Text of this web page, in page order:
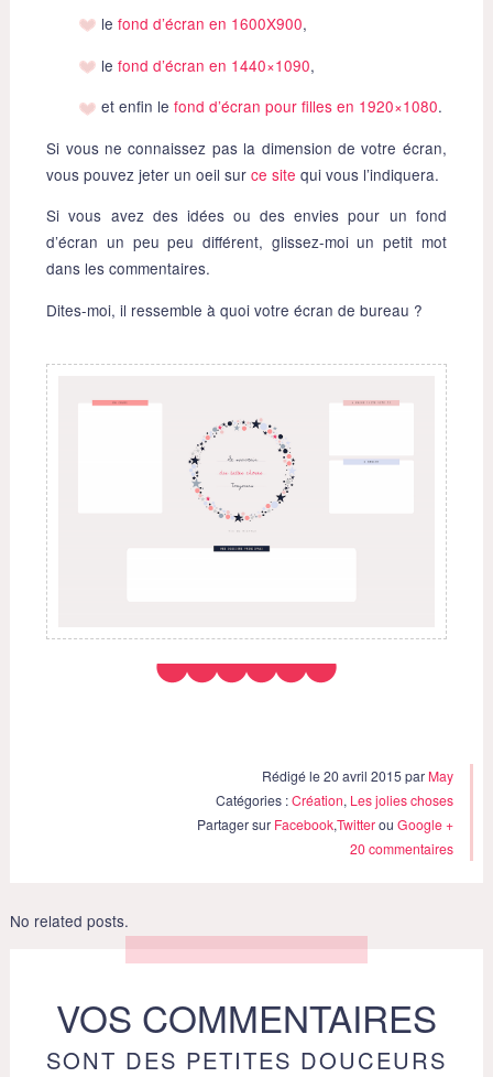
lefond d’écran en 1600X900,
lefond d’écran en 1440×1090,
et enfin lefond d’écran pour filles en 1920×1080.
Si vous ne connaissez pas la dimension de votre écran,
vous pouvez jeter un oeil surce site qui vous l’indiquera.
Si vous avez des idées ou des envies pour un fond
d’écran un peu peu différent, glissez-moi un petit mot
dans les commentaires.
Dites-moi, il ressemble à quoi votre écran de bureau ?
Rédigé le 20 avril 2015 par May
Catégories :Création, Les jolies choses
Partager sur Facebook,TwitterouGoogle +
20 commentaires
No related posts.
VOS COMMENTAIRES
SONT DES PETITES DOUCEURS